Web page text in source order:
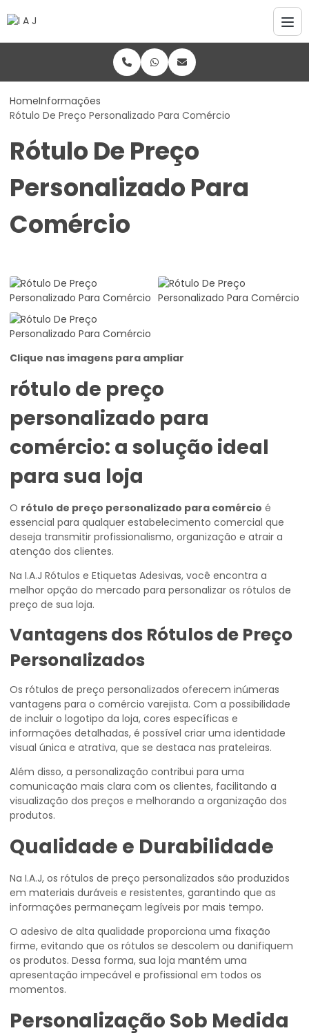
HomeInformações
Rótulo De Preço Personalizado Para Comércio
Rótulo De Preço
Personalizado Para
Comércio
Clique nas imagens para ampliar
rótulo de preço
personalizado para
comércio: a solução ideal
para sua loja
O rótulo de preço personalizado para comércio é
essencial para qualquer estabelecimento comercial que
deseja transmitir profissionalismo, organização e atrair a
atenção dos clientes.
Na I.A.J Rótulos e Etiquetas Adesivas, você encontra a
melhor opção do mercado para personalizar os rótulos de
preço de sua loja.
Vantagens dos Rótulos de Preço
Personalizados
Os rótulos de preço personalizados oferecem inúmeras
vantagens para o comércio varejista. Com a possibilidade
de incluir o logotipo da loja, cores específicas e
informações detalhadas, é possível criar uma identidade
visual única e atrativa, que se destaca nas prateleiras.
Além disso, a personalização contribui para uma
comunicação mais clara com os clientes, facilitando a
visualização dos preços e melhorando a organização dos
produtos.
Qualidade e Durabilidade
Na I.A.J, os rótulos de preço personalizados são produzidos
em materiais duráveis e resistentes, garantindo que as
informações permaneçam legíveis por mais tempo.
O adesivo de alta qualidade proporciona uma fixação
firme, evitando que os rótulos se descolem ou danifiquem
os produtos. Dessa forma, sua loja mantém uma
apresentação impecável e profissional em todos os
momentos.
Personalização Sob Medida